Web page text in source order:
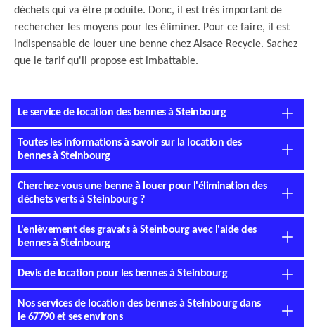
déchets qui va être produite. Donc, il est très important de
rechercher les moyens pour les éliminer. Pour ce faire, il est
indispensable de louer une benne chez Alsace Recycle. Sachez
que le tarif qu'il propose est imbattable.
Le service de location des bennes à Steinbourg
Toutes les informations à savoir sur la location des
bennes à Steinbourg
Cherchez-vous une benne à louer pour l'élimination des
déchets verts à Steinbourg ?
L'enlèvement des gravats à Steinbourg avec l'aide des
bennes à Steinbourg
Devis de location pour les bennes à Steinbourg
Nos services de location des bennes à Steinbourg dans
le 67790 et ses environs